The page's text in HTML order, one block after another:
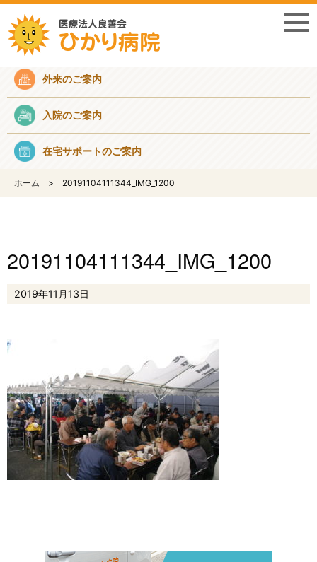
採用情報
外来のご案内
入院のご案内
在宅サポートのご案内
ホーム 20191104111344_IMG_1200
20191104111344_IMG_1200
2019年11月13日